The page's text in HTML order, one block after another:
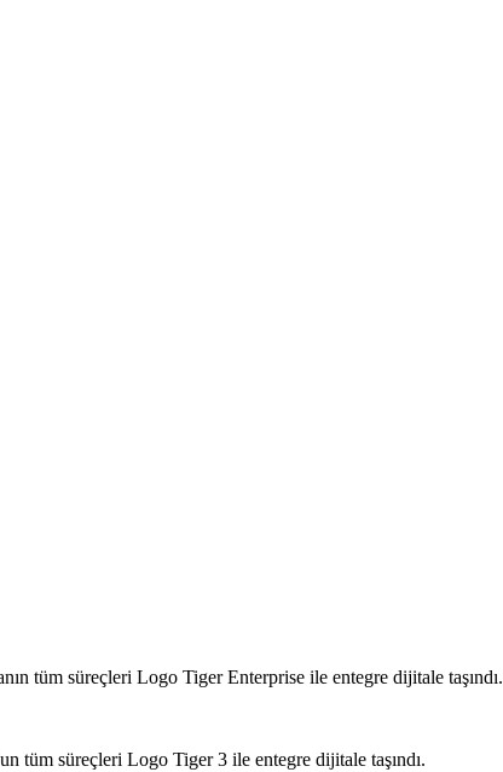
tüm süreçleri Logo Tiger Enterprise ile entegre dijitale taşındı.
süreçleri Logo Tiger 3 ile entegre dijitale taşındı.